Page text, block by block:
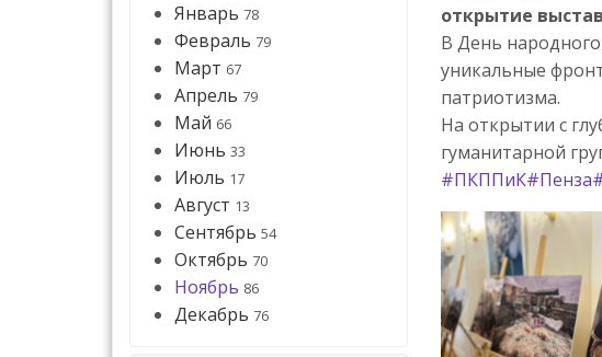
Январь 78
Февраль 79
Март 67
Апрель 79
Май 66
Июнь 33
Июль 17
Август 13
Сентябрь 54
Октябрь 70
Ноябрь 86
Декабрь 76
открытие
В День народного
уникальные
патриотизма.
На открытии с
гуманитарной
#ПКППиК#Пенза